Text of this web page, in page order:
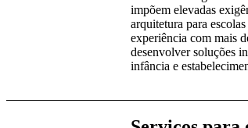
impõem elevadas
arquitetura para
experiência com mais
desenvolver soluções
infância e